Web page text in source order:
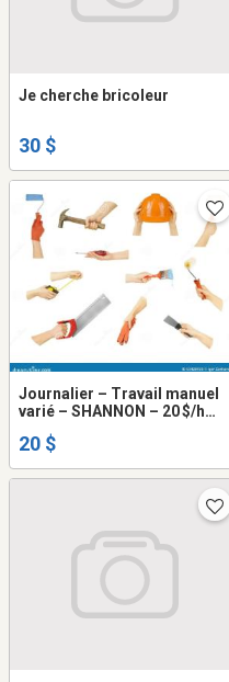
Je cherche bricoleur
30 $
Journalier – Travail manuel
varié – SHANNON – 20 $/h
20 $